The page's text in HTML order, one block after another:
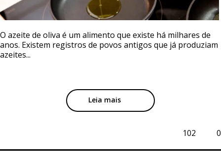
O azeite de oliva é um alimento que existe há milhares de
anos. Existem registros de povos antigos que já produziam
azeites...
Leia mais
0
102